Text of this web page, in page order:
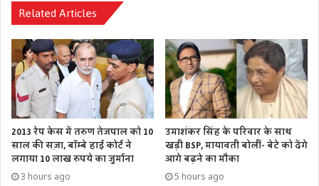
Related Articles
2013 रेप केस में तरुण तेजपाल को 10
साल की सज़ा, बॉम्बे हाई कोर्ट ने
लगाया 10 लाख रुपये का जुर्माना
3 hours ago
उमाशंकर सिंह के परिवार के साथ
खड़ी BSP, मायावती बोलीं- बेटे को देंगे
आगे बढ़ने का मौका
5 hours ago